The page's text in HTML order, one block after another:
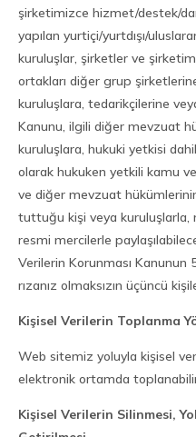
şirketimizce hizmet/destek/
yapılan yurtiçi/yurtdışı/
kuruluşlar, şirketler ve
ortakları diğer grup
kuruluşlara, tedarikçilerine
Kanunu, ilgili diğer mevzuat
kuruluşlara, hukuki yetkisi
olarak hukuken yetkili kamu
ve diğer mevzuat
tuttuğu kişi veya kuruluşlarla,
resmi mercilerle
Verilerin Korunması Kanunun
rızanız olmaksızın üçüncü
Kişisel Verilerin Toplanma
Web sitemiz yoluyla kişisel
elektronik ortamda
Kişisel Verilerin Silinmesi,